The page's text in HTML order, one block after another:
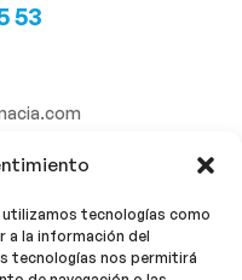
tecnologías como
a la información del
tecnologías nos permitirá
53